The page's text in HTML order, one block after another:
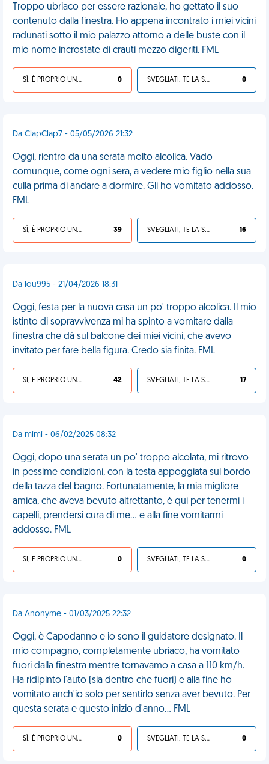
Troppo ubriaco per essere razionale, ho gettato il suo
contenuto dalla finestra. Ho appena incontrato i miei vicini
radunati sotto il mio palazzo attorno a delle buste con il
mio nome incrostate di crauti mezzo digeriti. FML
SÌ, È PROPRIO UNA VDM! 0 SVEGLIATI, TE LA SEI CERCATA! 0
Da ClapClap7 - 05/05/2026 21:32
Oggi, rientro da una serata molto alcolica. Vado
comunque, come ogni sera, a vedere mio figlio nella sua
culla prima di andare a dormire. Gli ho vomitato addosso.
FML
SÌ, È PROPRIO UNA VDM! 39 SVEGLIATI, TE LA SEI CERCATA! 16
Da lou995 - 21/04/2026 18:31
Oggi, festa per la nuova casa un po' troppo alcolica. Il mio
istinto di sopravvivenza mi ha spinto a vomitare dalla
finestra che dà sul balcone dei miei vicini, che avevo
invitato per fare bella figura. Credo sia finita. FML
SÌ, È PROPRIO UNA VDM! 42 SVEGLIATI, TE LA SEI CERCATA! 17
Da mimi - 06/02/2025 08:32
Oggi, dopo una serata un po' troppo alcolata, mi ritrovo
in pessime condizioni, con la testa appoggiata sul bordo
della tazza del bagno. Fortunatamente, la mia migliore
amica, che aveva bevuto altrettanto, è qui per tenermi i
capelli, prendersi cura di me... e alla fine vomitarmi
addosso. FML
SÌ, È PROPRIO UNA VDM! 0 SVEGLIATI, TE LA SEI CERCATA! 0
Da Anonyme - 01/03/2025 22:32
Oggi, è Capodanno e io sono il guidatore designato. Il
mio compagno, completamente ubriaco, ha vomitato
fuori dalla finestra mentre tornavamo a casa a 110 km/h.
Ha ridipinto l'auto (sia dentro che fuori) e alla fine ho
vomitato anch'io solo per sentirlo senza aver bevuto. Per
questa serata e questo inizio d'anno... FML
SÌ, È PROPRIO UNA VDM! 0 SVEGLIATI, TE LA SEI CERCATA! 0